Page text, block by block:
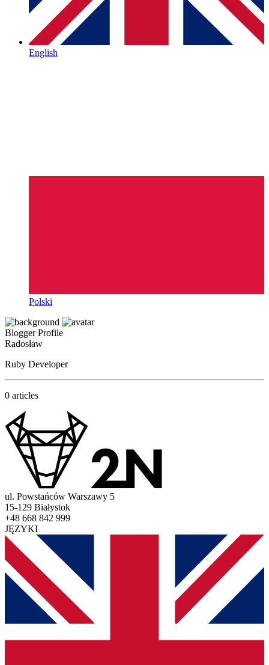
English
Polski
Blogger Profile
Radosław
Ruby Developer
0 articles
ul. Powstańców Warszawy 5
15-129 Białystok
+48 668 842 999
JĘZYKI